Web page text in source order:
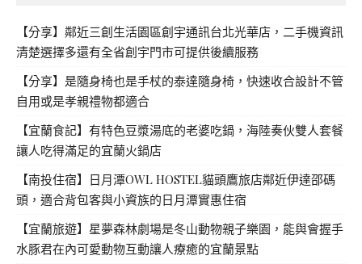
【分享】鄰近三創生活園區創宇通訊台北光華店，二手機資訊
清楚選擇多還有全省創宇門市可提供後續服務
【分享】是隨身椅也是手杖的泰達隨身椅，快速收合設計不管
自用或是孝親禮物都適合
【宜蘭食記】有特色豆漿湯底的老婆吃鍋，海陸奏伙雙人套餐
讓人吃得滿足的宜蘭火鍋店
【南投住宿】日月潭OWL HOSTEL貓頭鷹旅店鄰近伊達邵碼
頭，適合背包客與小資族的日月潭實惠住宿
【宜蘭旅遊】星夢森林劇場是冬山動物親子樂園，能與會握手
水豚君在內可愛動物互動讓人療癒的宜蘭景點